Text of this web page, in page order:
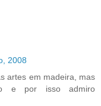
2008
artes em madeira, mas
e por isso admiro